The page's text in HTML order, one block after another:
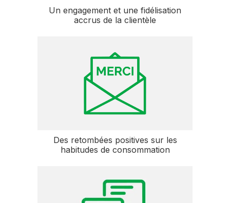
Un engagement et une fidélisation
accrus de la clientèle
Des retombées positives sur les
habitudes de consommation